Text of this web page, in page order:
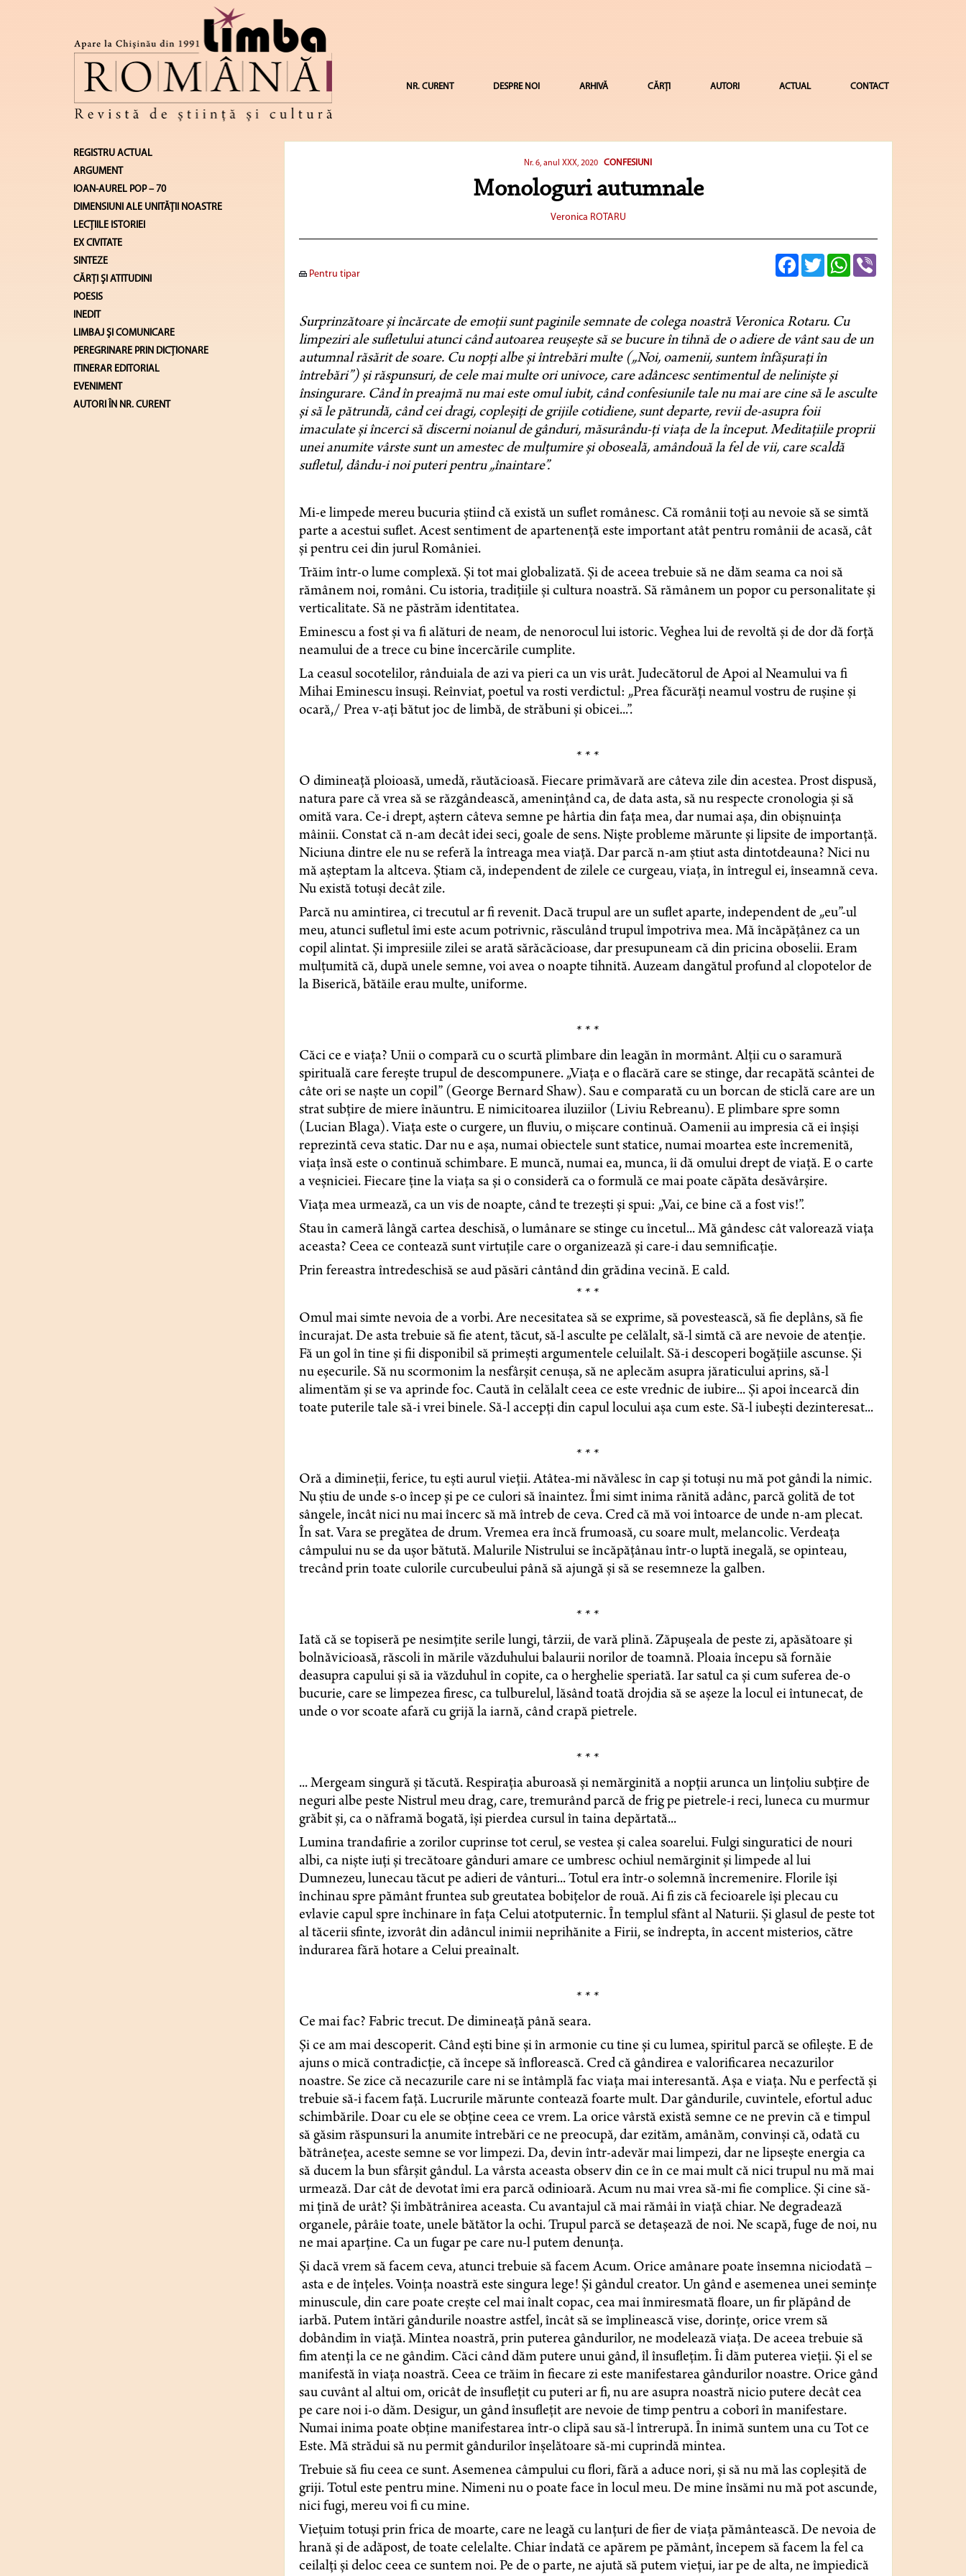
NR. CURENT DESPRE NOI ARHIVĂ CĂRȚI AUTORI ACTUAL CONTACT
REGISTRU ACTUAL
ARGUMENT
IOAN-AUREL POP – 70
DIMENSIUNI ALE UNITĂŢII NOASTRE
LECŢIILE ISTORIEI
EX CIVITATE
SINTEZE
CĂRŢI ŞI ATITUDINI
POESIS
INEDIT
LIMBAJ ŞI COMUNICARE
PEREGRINARE PRIN DICȚIONARE
ITINERAR EDITORIAL
EVENIMENT
AUTORI ÎN NR. CURENT
Nr. 6, anul XXX, 2020 CONFESIUNI
Monologuri autumnale
Veronica ROTARU
Pentru tipar
FacebookTwitterWhatsApp
Surprinzătoare și încărcate de emoții sunt paginile semnate de colega noastră Veronica Rotaru. Cu
limpeziri ale sufletului atunci când autoarea reușește să se bucure în tihnă de o adiere de vânt sau de un
autumnal răsărit de soare. Cu nopți albe și întrebări multe („Noi, oamenii, suntem înfășurați în
întrebări”) și răspunsuri, de cele mai multe ori univoce, care adâncesc sentimentul de neliniște și
însingurare. Când în preajmă nu mai este omul iubit, când confesiunile tale nu mai are cine să le asculte
și să le pătrundă, când cei dragi, copleșiți de grijile cotidiene, sunt departe, revii de-asupra foii
imaculate și încerci să discerni noianul de gânduri, măsurându-ți viața de la început. Meditațiile proprii
unei anumite vârste sunt un amestec de mulțumire și oboseală, amândouă la fel de vii, care scaldă
sufletul, dându-i noi puteri pentru „înaintare”.
Mi-e limpede mereu bucuria știind că există un suflet românesc. Că românii toți au nevoie să se simtă
parte a acestui suflet. Acest sentiment de apartenență este important atât pentru românii de acasă, cât
și pentru cei din jurul României.
Trăim într-o lume complexă. Și tot mai globalizată. Și de aceea trebuie să ne dăm seama ca noi să
rămânem noi, români. Cu istoria, tradițiile și cultura noastră. Să rămânem un popor cu personalitate și
verticalitate. Să ne păstrăm identitatea.
Eminescu a fost și va fi alături de neam, de nenorocul lui istoric. Veghea lui de revoltă și de dor dă forță
neamului de a trece cu bine încercările cumplite.
La ceasul socotelilor, rânduiala de azi va pieri ca un vis urât. Judecătorul de Apoi al Neamului va fi
Mihai Eminescu însuși. Reînviat, poetul va rosti verdictul: „Prea făcurăți neamul vostru de rușine și
ocară,/ Prea v-ați bătut joc de limbă, de străbuni și obicei...”.
* * *
O dimineață ploioasă, umedă, răutăcioasă. Fiecare primăvară are câteva zile din acestea. Prost dispusă,
natura pare că vrea să se răzgândească, amenințând ca, de data asta, să nu respecte cronologia și să
omită vara. Ce-i drept, aștern câteva semne pe hârtia din fața mea, dar numai așa, din obișnuința
mâinii. Constat că n-am decât idei seci, goale de sens. Niște probleme mărunte și lipsite de importanță.
Niciuna dintre ele nu se referă la întreaga mea viață. Dar parcă n-am știut asta dintotdeauna? Nici nu
mă așteptam la altceva. Știam că, independent de zilele ce curgeau, viața, în întregul ei, înseamnă ceva.
Nu există totuși decât zile.
Parcă nu amintirea, ci trecutul ar fi revenit. Dacă trupul are un suflet aparte, independent de „eu”-ul
meu, atunci sufletul îmi este acum potrivnic, răsculând trupul împotriva mea. Mă încăpățânez ca un
copil alintat. Și impresiile zilei se arată sărăcăcioase, dar presupuneam că din pricina oboselii. Eram
mulțumită că, după unele semne, voi avea o noapte tihnită. Auzeam dangătul profund al clopotelor de
la Biserică, bătăile erau multe, uniforme.
* * *
Căci ce e viața? Unii o compară cu o scurtă plimbare din leagăn în mormânt. Alții cu o saramură
spirituală care ferește trupul de descompunere. „Viața e o flacără care se stinge, dar recapătă scântei de
câte ori se naște un copil” (George Bernard Shaw). Sau e comparată cu un borcan de sticlă care are un
strat subțire de miere înăuntru. E nimicitoarea iluziilor (Liviu Rebreanu). E plimbare spre somn
(Lucian Blaga). Viața este o curgere, un fluviu, o mișcare continuă. Oamenii au impresia că ei înșiși
reprezintă ceva static. Dar nu e așa, numai obiectele sunt statice, numai moartea este încremenită,
viața însă este o continuă schimbare. E muncă, numai ea, munca, îi dă omului drept de viață. E o carte
a veșniciei. Fiecare ține la viața sa și o consideră ca o formulă ce mai poate căpăta desăvârșire.
Viața mea urmează, ca un vis de noapte, când te trezești și spui: „Vai, ce bine că a fost vis!”.
Stau în cameră lângă cartea deschisă, o lumânare se stinge cu încetul... Mă gândesc cât valorează viața
aceasta? Ceea ce contează sunt virtuțile care o organizează și care-i dau semnificație.
Prin fereastra întredeschisă se aud păsări cântând din grădina vecină. E cald.
* * *
Omul mai simte nevoia de a vorbi. Are necesitatea să se exprime, să povestească, să fie deplâns, să fie
încurajat. De asta trebuie să fie atent, tăcut, să-l asculte pe celălalt, să-l simtă că are nevoie de atenție.
Fă un gol în tine și fii disponibil să primești argumentele celuilalt. Să-i descoperi bogățiile ascunse. Și
nu eșecurile. Să nu scormonim la nesfârșit cenușa, să ne aplecăm asupra jăraticului aprins, să-l
alimentăm și se va aprinde foc. Caută în celălalt ceea ce este vrednic de iubire... Și apoi încearcă din
toate puterile tale să-i vrei binele. Să-l accepți din capul locului așa cum este. Să-l iubești dezinteresat...
* * *
Oră a dimineții, ferice, tu ești aurul vieții. Atâtea-mi năvălesc în cap și totuși nu mă pot gândi la nimic.
Nu știu de unde s-o încep și pe ce culori să înaintez. Îmi simt inima rănită adânc, parcă golită de tot
sângele, încât nici nu mai încerc să mă întreb de ceva. Cred că mă voi întoarce de unde n-am plecat.
În sat. Vara se pregătea de drum. Vremea era încă frumoasă, cu soare mult, melancolic. Verdeața
câmpului nu se da ușor bătută. Malurile Nistrului se încăpățânau într-o luptă inegală, se opinteau,
trecând prin toate culorile curcubeului până să ajungă și să se resemneze la galben.
* * *
Iată că se topiseră pe nesimțite serile lungi, târzii, de vară plină. Zăpușeala de peste zi, apăsătoare și
bolnăvicioasă, răscoli în mările văzduhului balaurii norilor de toamnă. Ploaia începu să fornăie
deasupra capului și să ia văzduhul în copite, ca o herghelie speriată. Iar satul ca și cum suferea de-o
bucurie, care se limpezea firesc, ca tulburelul, lăsând toată drojdia să se așeze la locul ei întunecat, de
unde o vor scoate afară cu grijă la iarnă, când crapă pietrele.
* * *
... Mergeam singură și tăcută. Respirația aburoasă și nemărginită a nopții arunca un lințoliu subțire de
neguri albe peste Nistrul meu drag, care, tremurând parcă de frig pe pietrele-i reci, luneca cu murmur
grăbit și, ca o năframă bogată, își pierdea cursul în taina depărtată...
Lumina trandafirie a zorilor cuprinse tot cerul, se vestea și calea soarelui. Fulgi singuratici de nouri
albi, ca niște iuți și trecătoare gânduri amare ce umbresc ochiul nemărginit și limpede al lui
Dumnezeu, lunecau tăcut pe adieri de vânturi... Totul era într-o solemnă încremenire. Florile își
închinau spre pământ fruntea sub greutatea bobițelor de rouă. Ai fi zis că fecioarele își plecau cu
evlavie capul spre închinare în fața Celui atotputernic. În templul sfânt al Naturii. Și glasul de peste tot
al tăcerii sfinte, izvorât din adâncul inimii neprihănite a Firii, se îndrepta, în accent misterios, către
îndurarea fără hotare a Celui preaînalt.
* * *
Ce mai fac? Fabric trecut. De dimineață până seara.
Și ce am mai descoperit. Când ești bine și în armonie cu tine și cu lumea, spiritul parcă se ofilește. E de
ajuns o mică contradicție, că începe să înflorească. Cred că gândirea e valorificarea necazurilor
noastre. Se zice că necazurile care ni se întâmplă fac viața mai interesantă. Așa e viața. Nu e perfectă și
trebuie să-i facem față. Lucrurile mărunte contează foarte mult. Dar gândurile, cuvintele, efortul aduc
schimbările. Doar cu ele se obține ceea ce vrem. La orice vârstă există semne ce ne previn că e timpul
să găsim răspunsuri la anumite întrebări ce ne preocupă, dar ezităm, amânăm, convinși că, odată cu
bătrânețea, aceste semne se vor limpezi. Da, devin într-adevăr mai limpezi, dar ne lipsește energia ca
să ducem la bun sfârșit gândul. La vârsta aceasta observ din ce în ce mai mult că nici trupul nu mă mai
urmează. Dar cât de devotat îmi era parcă odinioară. Acum nu mai vrea să-mi fie complice. Și cine să-
mi țină de urât? Și îmbătrânirea aceasta. Cu avantajul că mai rămâi în viață chiar. Ne degradează
organele, pârâie toate, unele bătător la ochi. Trupul parcă se detașează de noi. Ne scapă, fuge de noi, nu
ne mai aparține. Ca un fugar pe care nu-l putem denunța.
Și dacă vrem să facem ceva, atunci trebuie să facem Acum. Orice amânare poate însemna niciodată –
asta e de înțeles. Voința noastră este singura lege! Și gândul creator. Un gând e asemenea unei semințe
minuscule, din care poate crește cel mai înalt copac, cea mai înmiresmată floare, un fir plăpând de
iarbă. Putem întări gândurile noastre astfel, încât să se împlinească vise, dorințe, orice vrem să
dobândim în viață. Mintea noastră, prin puterea gândurilor, ne modelează viața. De aceea trebuie să
fim atenți la ce ne gândim. Căci când dăm putere unui gând, îl însuflețim. Îi dăm puterea vieții. Și el se
manifestă în viața noastră. Ceea ce trăim în fiecare zi este manifestarea gândurilor noastre. Orice gând
sau cuvânt al altui om, oricât de însuflețit cu puteri ar fi, nu are asupra noastră nicio putere decât cea
pe care noi i-o dăm. Desigur, un gând însuflețit are nevoie de timp pentru a coborî în manifestare.
Numai inima poate obține manifestarea într-o clipă sau să-l întrerupă. În inimă suntem una cu Tot ce
Este. Mă strădui să nu permit gândurilor înșelătoare să-mi cuprindă mintea.
Trebuie să fiu ceea ce sunt. Asemenea câmpului cu flori, fără a aduce nori, și să nu mă las copleșită de
griji. Totul este pentru mine. Nimeni nu o poate face în locul meu. De mine însămi nu mă pot ascunde,
nici fugi, mereu voi fi cu mine.
Viețuim totuși prin frica de moarte, care ne leagă cu lanțuri de fier de viața pământească. De nevoia de
hrană și de adăpost, de toate celelalte. Chiar îndată ce apărem pe pământ, începem să facem la fel ca
ceilalți și deloc ceea ce suntem noi. Pe de o parte, ne ajută să putem viețui, iar pe de alta, ne împiedică